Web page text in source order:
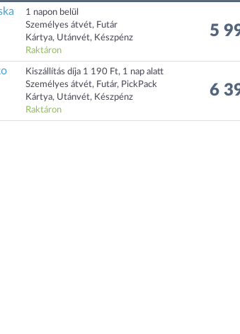
1 napon belül
Személyes átvét, Futár
Kártya, Utánvét, Készpénz
Raktáron
5
Kiszállítás díja 1 190 Ft, 1 nap alatt
Személyes átvét, Futár, PickPack
Kártya, Utánvét, Készpénz
Raktáron
6